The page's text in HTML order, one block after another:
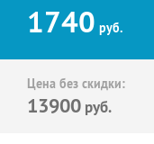
1740 руб.
Цена без скидки:
13900 руб.